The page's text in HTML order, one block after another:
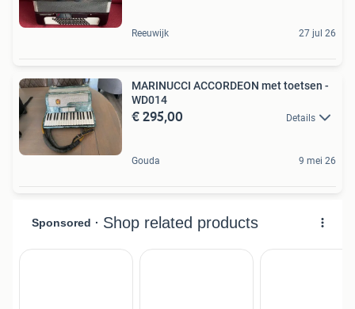
Reeuwijk 27 jul 26
MARINUCCI ACCORDEON met toetsen -
WD014
€ 295,00 Details
Gouda 9 mei 26